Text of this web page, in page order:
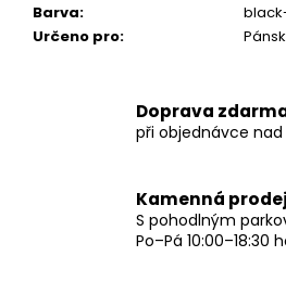
Barva:
Určeno pro:
Doprava
při objednávce nad
Kamenná
S pohodlným
Po–Pá 10:00–18:30